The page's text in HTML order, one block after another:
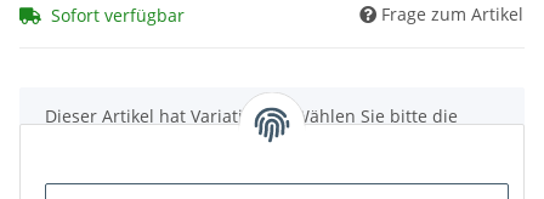
Sofort verfügbar Frage zum Artikel
x
Dieser Artikel hat Variationen. Wählen Sie bitte die
gewünschte Variation aus.